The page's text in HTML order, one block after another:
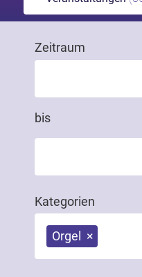
Zeitraum
bis
Kategorien
×
Orgel